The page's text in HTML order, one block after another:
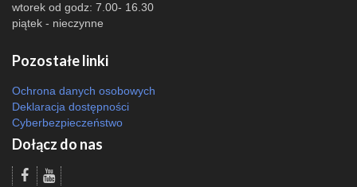
wtorek od godz: 7.00- 16.30
piątek - nieczynne
Pozostałe linki
Ochrona danych osobowych
Deklaracja dostępności
Cyberbezpieczeństwo
Dołącz do nas